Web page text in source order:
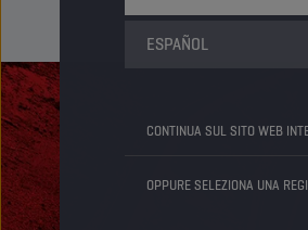
ESPAÑOL
CONTINUA SUL SITO WEB
OPPURE SELEZIONA UNA